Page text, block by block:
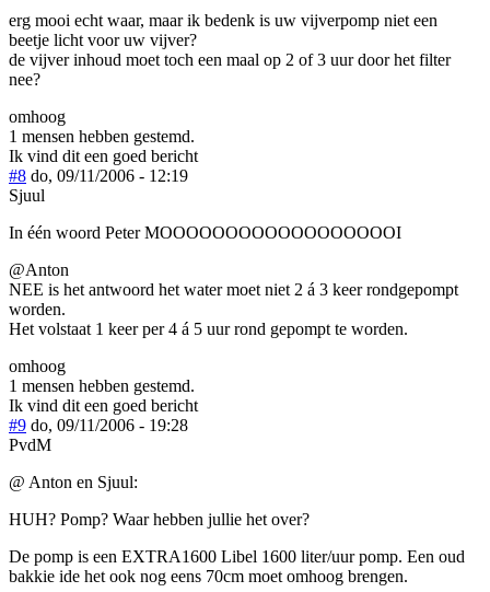
erg mooi echt waar, maar ik bedenk is uw vijverpomp niet een
beetje licht voor uw vijver?
de vijver inhoud moet toch een maal op 2 of 3 uur door het filter
nee?
omhoog
1 mensen hebben gestemd.
Ik vind dit een goed bericht
#8 do, 09/11/2006 - 12:19
Sjuul
In één woord Peter MOOOOOOOOOOOOOOOOOOI
@Anton
NEE is het antwoord het water moet niet 2 á 3 keer rondgepompt
worden.
Het volstaat 1 keer per 4 á 5 uur rond gepompt te worden.
omhoog
1 mensen hebben gestemd.
Ik vind dit een goed bericht
#9 do, 09/11/2006 - 19:28
PvdM
@ Anton en Sjuul:
HUH? Pomp? Waar hebben jullie het over?
De pomp is een EXTRA1600 Libel 1600 liter/uur pomp. Een oud
bakkie ide het ook nog eens 70cm moet omhoog brengen.